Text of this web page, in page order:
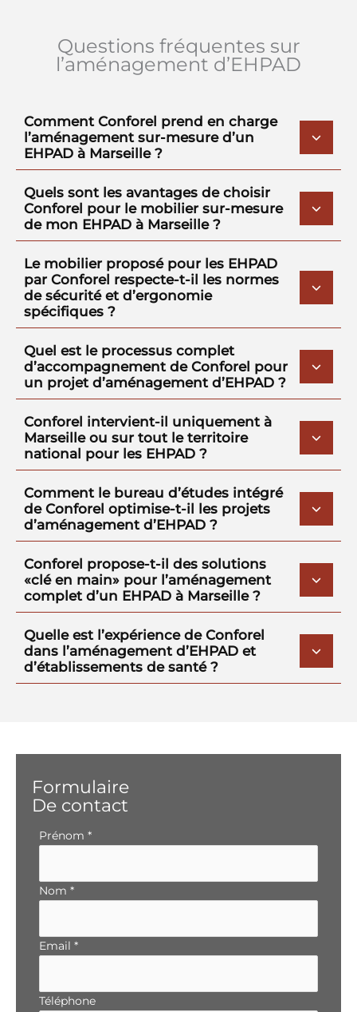
Questions fréquentes sur
l’aménagement d’EHPAD
Comment Conforel prend en charge
l’aménagement sur-mesure d’un
EHPAD à Marseille ?
Quels sont les avantages de choisir
Conforel pour le mobilier sur-mesure
de mon EHPAD à Marseille ?
Le mobilier proposé pour les EHPAD
par Conforel respecte-t-il les normes
de sécurité et d’ergonomie
spécifiques ?
Quel est le processus complet
d’accompagnement de Conforel pour
un projet d’aménagement d’EHPAD ?
Conforel intervient-il uniquement à
Marseille ou sur tout le territoire
national pour les EHPAD ?
Comment le bureau d’études intégré
de Conforel optimise-t-il les projets
d’aménagement d’EHPAD ?
Conforel propose-t-il des solutions
«clé en main» pour l’aménagement
complet d’un EHPAD à Marseille ?
Quelle est l’expérience de Conforel
dans l’aménagement d’EHPAD et
d’établissements de santé ?
Formulaire
De contact
Formulaire
téléphone
Prénom *
Nom *
Email *
Téléphone